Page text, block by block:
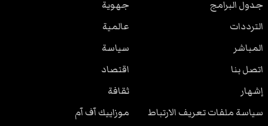
جدول البرامج
الترددات
المباشر
اتصل بنا
إشهار
سياسة ملفات تعريف الارتباط
جهوية
عالمية
سياسة
اقتصاد
ثقافة
موزاييك آف آم